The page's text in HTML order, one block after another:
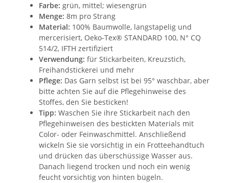
Farbe: grün, mittel; wiesengrün
Menge: 8m pro Strang
Material: 100% Baumwolle, langstapelig und
mercerisiert, Oeko-Tex® STANDARD 100, N° CQ
514/2, IFTH zertifiziert
Verwendung: für Stickarbeiten, Kreuzstich,
Freihandstickerei und mehr
Pflege: Das Garn selbst ist bei 95° waschbar, aber
bitte achten Sie auf die Pflegehinweise des
Stoffes, den Sie besticken!
Tipp: Waschen Sie ihre Stickarbeit nach den
Pflegehinweisen des bestickten Materials mit
Color- oder Feinwaschmittel. Anschließend
wickeln Sie sie vorsichtig in ein Frotteehandtuch
und drücken das überschüssige Wasser aus.
Danach liegend trocken und noch ein wenig
feucht vorsichtig von hinten bügeln.